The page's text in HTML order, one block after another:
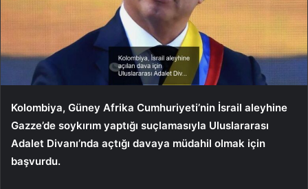
Kolombiya, Güney Afrika Cumhuriyeti’nin İsrail aleyhine
Gazze’de soykırım yaptığı suçlamasıyla Uluslararası
Adalet Divanı’nda açtığı davaya müdahil olmak için
başvurdu.